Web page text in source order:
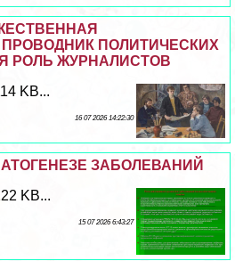
ПОЛИТИЧЕСКИХ
РОЛЬ ЖУРНАЛИСТОВ
KB...
16 07 2026 14:22:30
ЗАБОЛЕВАНИЙ
KB...
15 07 2026 6:43:27